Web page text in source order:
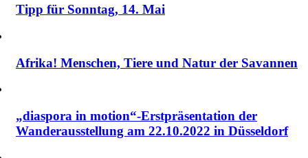
Tipp für Sonntag, 14. Mai
Afrika! Menschen, Tiere und Natur der Savannen
„diaspora in motion“-Erstpräsentation der
Wanderausstellung am 22.10.2022 in Düsseldorf